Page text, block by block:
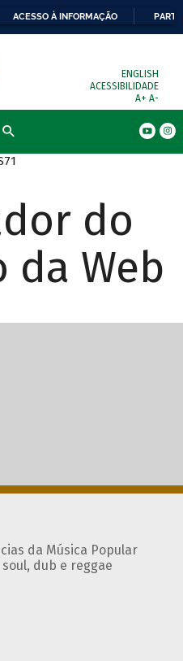
ACESSO À INFORMAÇÃO
ENGLISH
ACESSIBILIDADE
A+ A-
do
da Web
da Música Popular
dub e reggae